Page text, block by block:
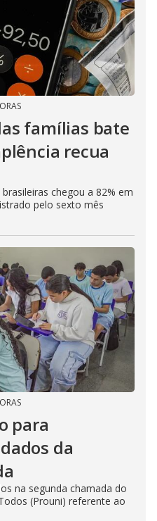
famílias bate
recua
chegou a 82% em
pelo sexto mês
para
da
na segunda chamada do
(Prouni) referente ao